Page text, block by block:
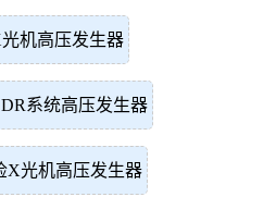
机高压发生器
DR系统高压发生器
X光机高压发生器